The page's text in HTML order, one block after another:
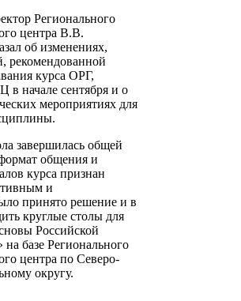
Регионального
центра В.В.
об изменениях,
рекомендованной
курса ОРГ,
начале сентября и о
мероприятиях для
завершилась общей
общения и
курса признан
и
принято решение и в
круглые столы для
Российской
на базе Регионального
центра по Северо-
округу.